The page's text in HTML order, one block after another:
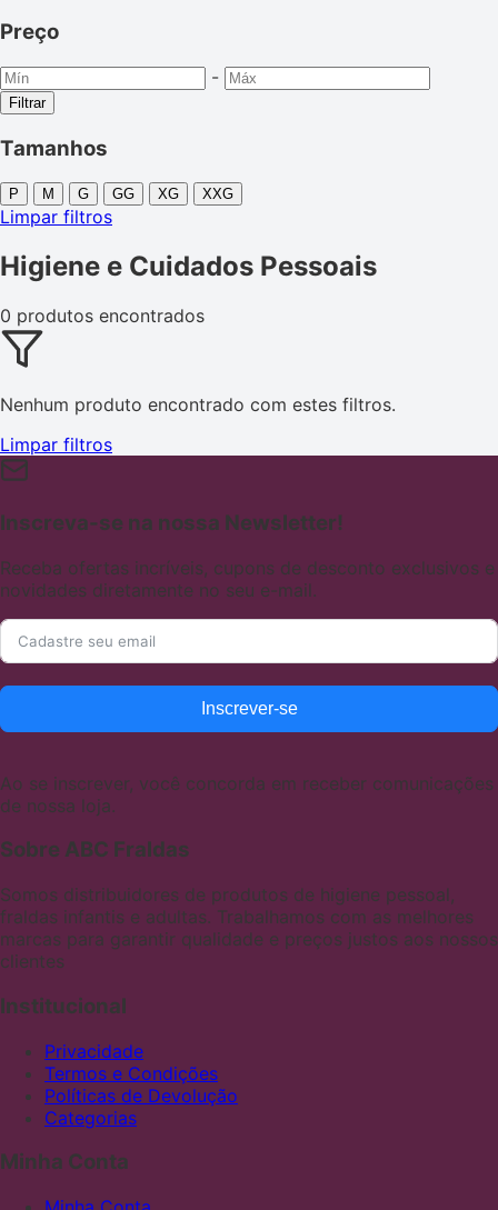
Preço
-
Filtrar
Tamanhos
P M G GG XG XXG
Limpar filtros
Higiene e Cuidados Pessoais
0 produtos encontrados
Nenhum produto encontrado com estes filtros.
Limpar filtros
Inscreva-se na nossa Newsletter!
Receba ofertas incríveis, cupons de desconto exclusivos e
novidades diretamente no seu e-mail.
Inscrever-se
Ao se inscrever, você concorda em receber comunicações
de nossa loja.
Sobre ABC Fraldas
Somos distribuidores de produtos de higiene pessoal,
fraldas infantis e adultas. Trabalhamos com as melhores
marcas para garantir qualidade e preços justos aos nossos
clientes
Institucional
Privacidade
Termos e Condições
Políticas de Devolução
Categorias
Minha Conta